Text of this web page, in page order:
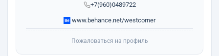
+7(960)0489722
www.behance.net/westcorner
Пожаловаться на профиль